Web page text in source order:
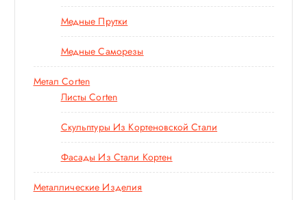
Медные Прутки
Медные Саморезы
Метал Corten
Листы Corten
Скульптуры Из Кортеновской Стали
Фасады Из Стали Кортен
Металлические Изделия